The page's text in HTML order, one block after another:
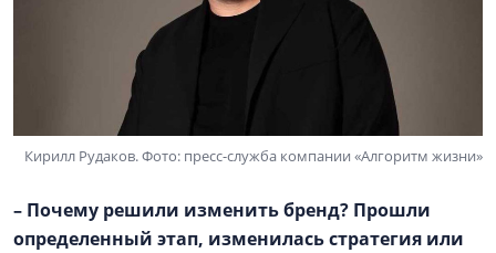
Кирилл Рудаков. Фото: пресс-служба компании «Алгоритм жизни»
– Почему решили изменить бренд? Прошли
определенный этап, изменилась стратегия или